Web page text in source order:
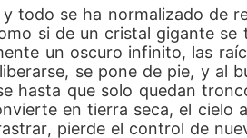
todo se ha normalizado de
si de un cristal gigante se
un oscuro infinito, las
se pone de pie, y al
hasta que solo quedan
en tierra seca, el cielo
pierde el control de